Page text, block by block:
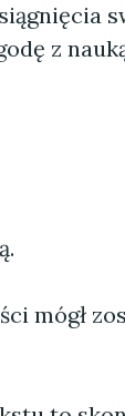
z
mógł